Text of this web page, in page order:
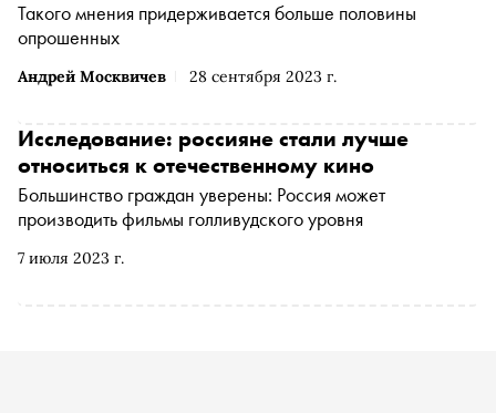
Андрей Москвичев 28 сентября 2023 г.
Такого мнения придерживается больше половины
опрошенных
7 июля 2023 г.
Исследование: россияне стали лучше
относиться к отечественному кино
Большинство граждан уверены: Россия может
производить фильмы голливудского уровня